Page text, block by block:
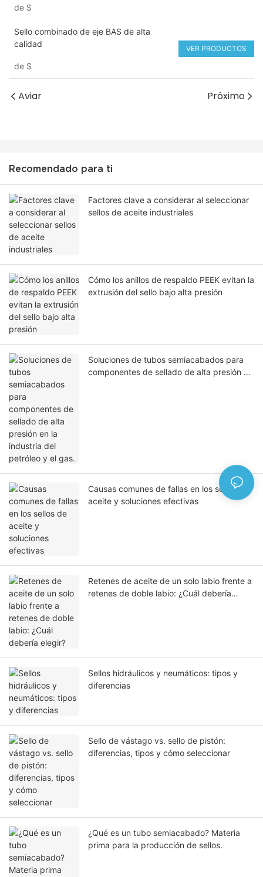
de $
Sello combinado de eje BAS de alta
calidad
de $
VER PRODUCTOS
Aviar Próximo
Recomendado para ti
Factores clave a considerar al seleccionar
sellos de aceite industriales
Cómo los anillos de respaldo PEEK evitan la
extrusión del sello bajo alta presión
Soluciones de tubos semiacabados para
componentes de sellado de alta presión en
Causas comunes de fallas en los sellos de
aceite y soluciones efectivas
Retenes de aceite de un solo labio frente a
retenes de doble labio: ¿Cuál debería
Sellos hidráulicos y neumáticos: tipos y
diferencias
Sello de vástago vs. sello de pistón:
diferencias, tipos y cómo seleccionar
¿Qué es un tubo semiacabado? Materia
prima para la producción de sellos.